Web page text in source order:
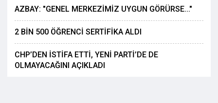
AZBAY: "GENEL MERKEZİMİZ UYGUN GÖRÜRSE..."
2 BİN 500 ÖĞRENCİ SERTİFİKA ALDI
CHP’DEN İSTİFA ETTİ, YENİ PARTİ’DE DE
OLMAYACAĞINI AÇIKLADI